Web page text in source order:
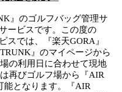
』のゴルフバッグ管理サ
ービスです。この度の
スでは、『楽天GORA』
』のマイページから
の利用日に合わせて現地
再びゴルフ場から『AIR
能となります。『AIR